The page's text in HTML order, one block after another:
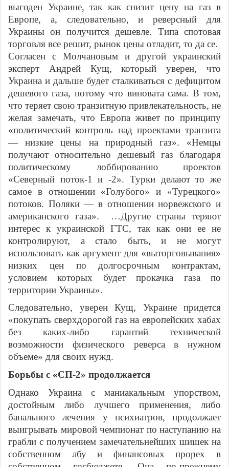
выгоден Украине, так как снизит цену на газ в
Европе, а, следовательно, и реверсный для
Украины он получится дешевле. Типа спотовая
торговля все решит, рынок цены отладит, то да се.
Согласен с Молчановым и другой украинский
эксперт Андрей Кущ, который уверен, что
Украина и дальше будет сталкиваться с дефицитом
дешевого газа, потому что виновата сама. В том,
что теряет свою транзитную привлекательность, не
желая замечать, что Европа живет по принципу
«политический контроль над проектами транзита
— низкие цены на природный газ». «Немцы
получают относительно дешевый газ благодаря
политическому лоббированию проектов
«Северный поток-1 и -2». Турки делают то же
самое в отношении «Голубого» и «Турецкого»
потоков. Поляки — в отношении норвежского и
американского газа». …Другие страны теряют
интерес к украинской ГТС, так как они ее не
контролируют, а стало быть, и не могут
использовать как аргумент для «выторговывания»
низких цен по долгосрочным контрактам,
условием которых будет прокачка газа по
территории Украины».
Следовательно, уверен Кущ, Украине придется
«покупать сверхдорогой газ на европейских хабах
без каких-либо гарантий технической
возможности физического реверса в нужном
объеме» для своих нужд.
Борьбы с «СП-2» продолжается
Однако Украина с маниакальным упорством,
достойным либо лучшего применения, либо
банального лечения у психиатров, продолжает
выигрывать мировой чемпионат по наступанию на
грабли с получением замечательнейших шишек на
собственном лбу и финансовых прорех в